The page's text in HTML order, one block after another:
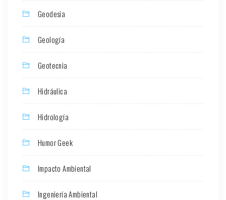
Geodesia
Geología
Geotecnia
Hidráulica
Hidrología
Humor Geek
Impacto Ambiental
Ingeniería Ambiental